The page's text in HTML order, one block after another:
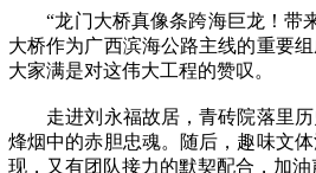
“龙门大桥真像条跨海巨龙！带来
大桥作为广西滨海公路主线的重要
大家满是对这伟大工程的赞叹。
走进刘永福故居，青砖院落里历
烽烟中的赤胆忠魂。随后，趣味文
现，又有团队接力的默契配合，加